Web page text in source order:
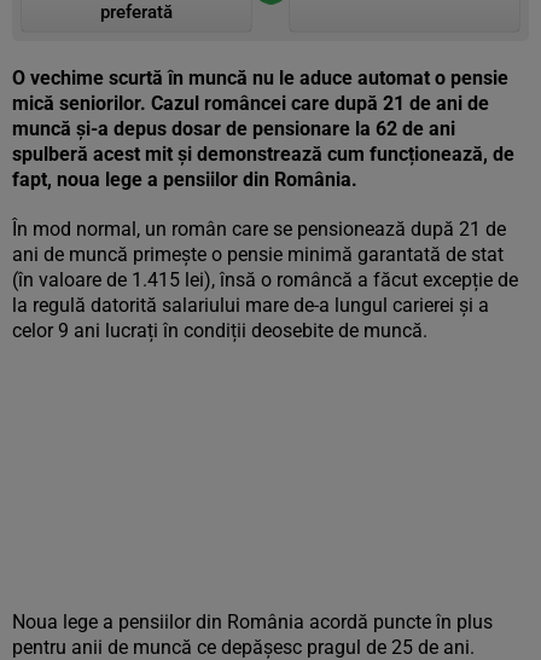
preferată
O vechime scurtă în muncă nu le aduce automat o pensie
mică seniorilor. Cazul româncei care după 21 de ani de
muncă și-a depus dosar de pensionare la 62 de ani
spulberă acest mit și demonstrează cum funcționează, de
fapt, noua lege a pensiilor din România.
În mod normal, un român care se pensionează după 21 de
ani de muncă primește o pensie minimă garantată de stat
(în valoare de 1.415 lei), însă o româncă a făcut excepție de
la regulă datorită salariului mare de-a lungul carierei și a
celor 9 ani lucrați în condiții deosebite de muncă.
Noua lege a pensiilor din România acordă puncte în plus
pentru anii de muncă ce depășesc pragul de 25 de ani.